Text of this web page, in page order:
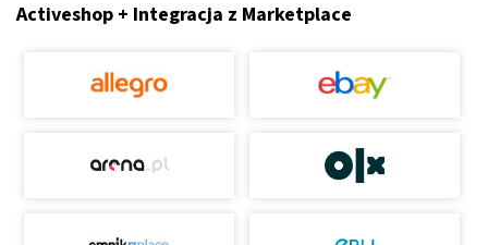
Activeshop + Integracja z Marketplace